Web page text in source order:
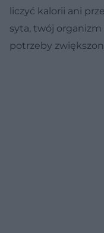
liczyć kalorii ani
syta, twój
potrzeby